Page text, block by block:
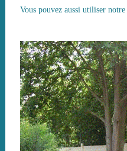
Vous pouvez aussi utiliser notre